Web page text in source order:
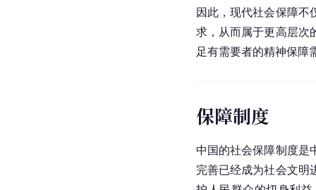
因此，现代社会保障不
求，从而属于更高层次
足有需要者的精神保障
保障制度
中国的社会保障制度是
完善已经成为社会文明